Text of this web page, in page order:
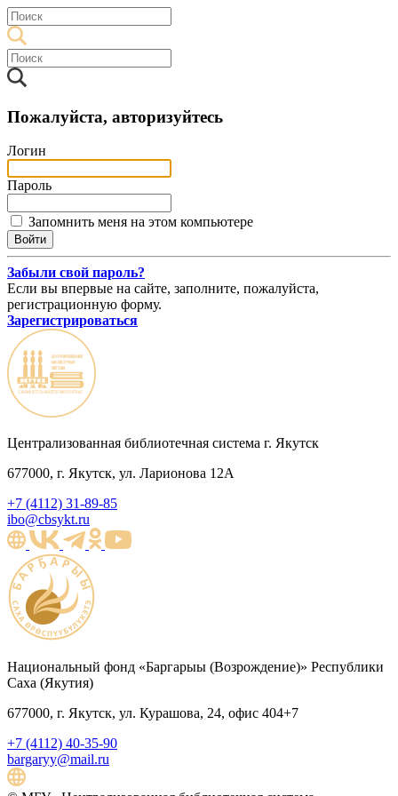
Пожалуйста, авторизуйтесь
Логин
Пароль
Запомнить меня на этом компьютере
Забыли свой пароль?
Если вы впервые на сайте, заполните, пожалуйста,
регистрационную форму.
Зарегистрироваться
Централизованная библиотечная система г. Якутск
677000, г. Якутск, ул. Ларионова 12А
+7 (4112) 31-89-85
ibo@cbsykt.ru
Национальный фонд «Баргарыы (Возрождение)» Республики
Саха (Якутия)
677000, г. Якутск, ул. Курашова, 24, офис 404+7
+7 (4112) 40-35-90
bargaryy@mail.ru